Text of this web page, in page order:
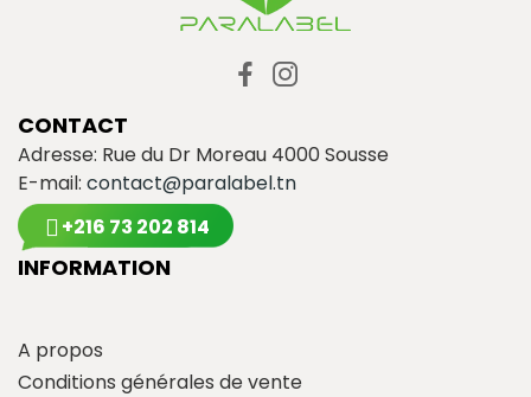
CONTACT
Adresse: Rue du Dr Moreau 4000 Sousse
E-mail: contact@paralabel.tn
+216 73 202 814
INFORMATION
A propos
Conditions générales de vente